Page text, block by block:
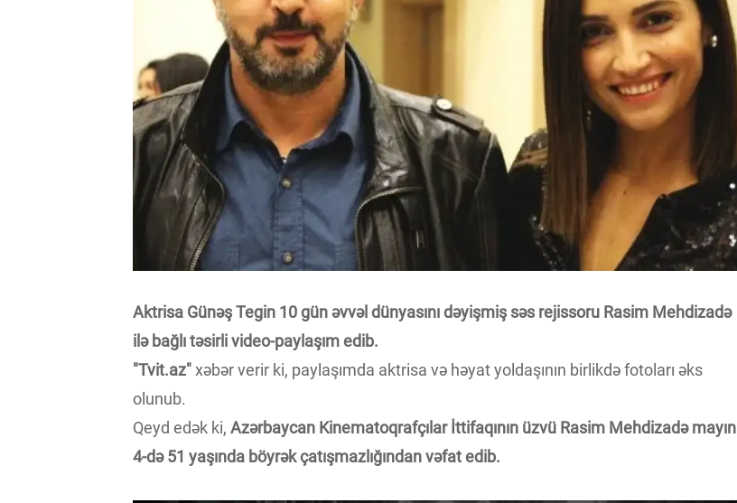
Aktrisa Günəş Tegin 10 gün əvvəl dünyasını dəyişmiş səs rejissoru Rasim Mehdizadə
ilə bağlı təsirli video-paylaşım edib.
"Tvit.az"xəbər verir ki, paylaşımda aktrisa və həyat yoldaşının birlikdə fotoları əks
olunub.
Qeyd edək ki, Azərbaycan Kinematoqrafçılar İttifaqının üzvü Rasim Mehdizadə mayın
4-də 51 yaşında böyrək çatışmazlığından vəfat edib.